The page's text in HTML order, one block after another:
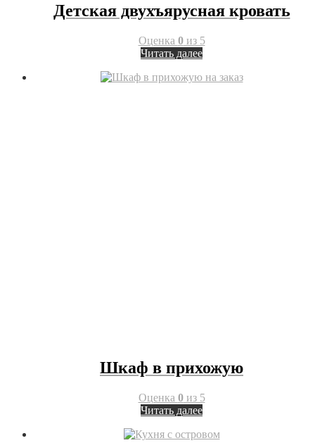
Детская двухъярусная кровать
Оценка 0из 5
Читать далее
Шкаф в прихожую
Оценка 0из 5
Читать далее